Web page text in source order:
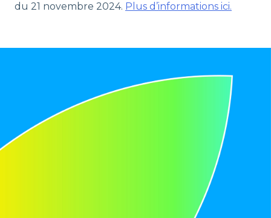
du 21 novembre 2024. Plus d’informations ici.